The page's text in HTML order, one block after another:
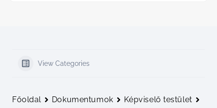
View Categories
Főoldal Dokumentumok
Képviselő testület